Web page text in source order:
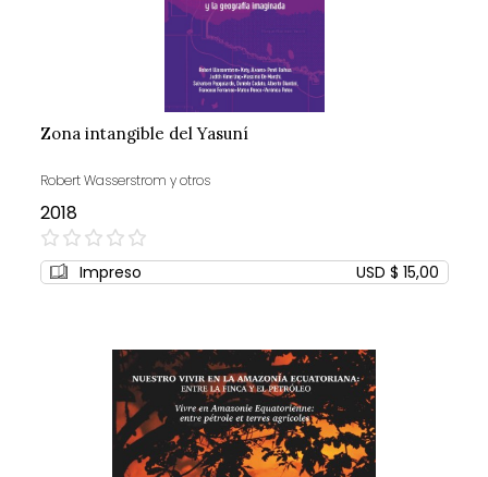
Zona intangible del Yasuní
Robert Wasserstrom y otros
2018
0%
Impreso USD $ 15,00